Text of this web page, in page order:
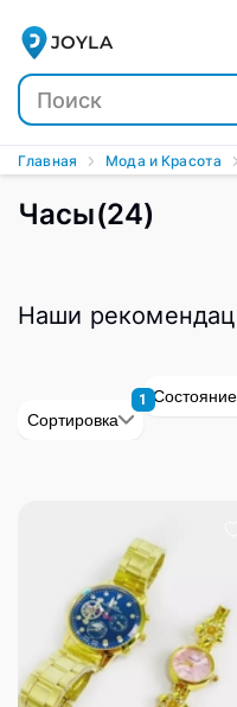
JOYLA
Главная Мода и Красота
Часы(24)
Наши
Сортировка
1 Состояние